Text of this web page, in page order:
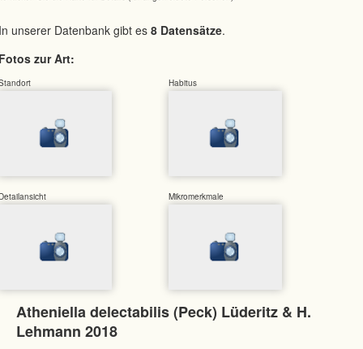
unserer Datenbank gibt es 8 Datensätze.
zur Art:
Habitus
Mikromerkmale
Atheniella delectabilis (Peck) Lüderitz & H.
Lehmann 2018